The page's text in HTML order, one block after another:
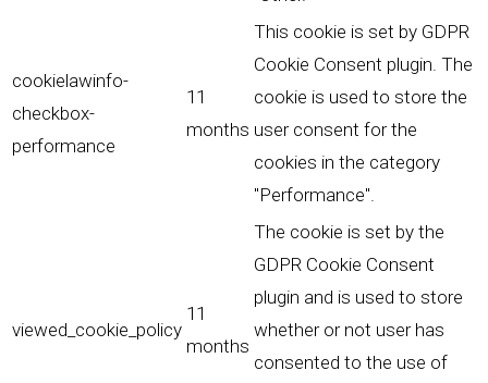
cookielawinfo-
checkbox-
performance
11
months
This cookie is set by GDPR
Cookie Consent plugin. The
cookie is used to store the
user consent for the
cookies in the category
"Performance".
viewed_cookie_policy
11
months
The cookie is set by the
GDPR Cookie Consent
plugin and is used to store
whether or not user has
consented to the use of